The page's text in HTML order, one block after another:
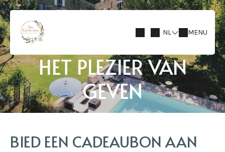
NL MENU
HET PLEZIER VAN
GEVEN
BIED EEN CADEAUBON AAN